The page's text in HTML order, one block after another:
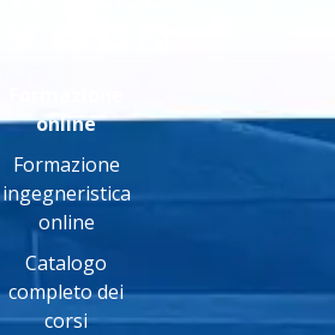
online
Formazione
ingegneristica
online
Catalogo
completo dei
corsi